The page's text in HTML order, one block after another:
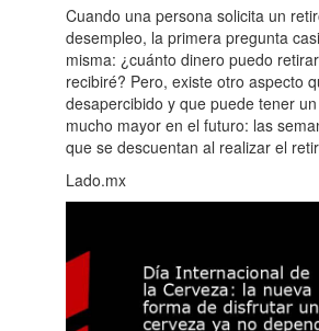
Cuando una persona solicita un
desempleo, la primera pregunta
misma: ¿cuánto dinero puedo
recibiré? Pero, existe otro aspecto
desapercibido y que puede tener
mucho mayor en el futuro: las
que se descuentan al realizar el
Lado.mx